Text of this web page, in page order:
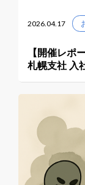
2026.04.17
【開催レポ
札幌支社 入